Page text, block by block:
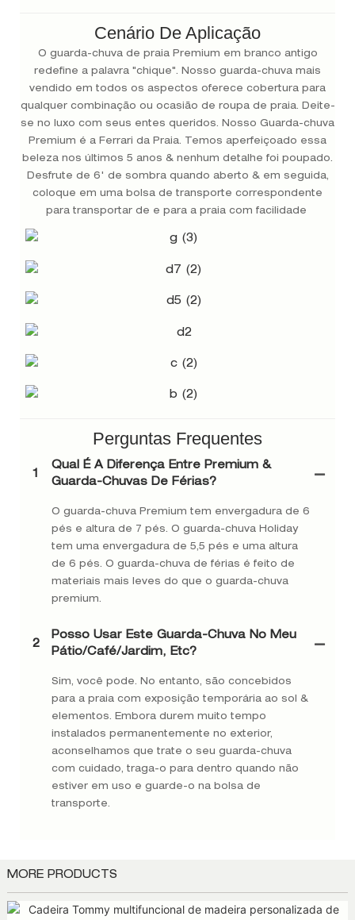
Cenário De Aplicação
O guarda-chuva de praia Premium em branco antigo
redefine a palavra "chique". Nosso guarda-chuva mais
vendido em todos os aspectos oferece cobertura para
qualquer combinação ou ocasião de roupa de praia. Deite-
se no luxo com seus entes queridos. Nosso Guarda-chuva
Premium é a Ferrari da Praia. Temos aperfeiçoado essa
beleza nos últimos 5 anos & nenhum detalhe foi poupado.
Desfrute de 6' de sombra quando aberto & em seguida,
coloque em uma bolsa de transporte correspondente
para transportar de e para a praia com facilidade
Perguntas Frequentes
1
Qual É A Diferença Entre Premium &
Guarda-Chuvas De Férias?
O guarda-chuva Premium tem envergadura de 6
pés e altura de 7 pés. O guarda-chuva Holiday
tem uma envergadura de 5,5 pés e uma altura
de 6 pés. O guarda-chuva de férias é feito de
materiais mais leves do que o guarda-chuva
premium.
2
Posso Usar Este Guarda-Chuva No Meu
Pátio/café/jardim, Etc?
Sim, você pode. No entanto, são concebidos
para a praia com exposição temporária ao sol &
elementos. Embora durem muito tempo
instalados permanentemente no exterior,
aconselhamos que trate o seu guarda-chuva
com cuidado, traga-o para dentro quando não
estiver em uso e guarde-o na bolsa de
transporte.
MORE PRODUCTS